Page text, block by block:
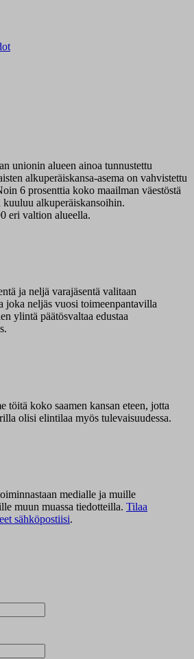
unionin alueen ainoa tunnustettu
alkuperäiskansa-asema on vahvistettu
6 prosenttia koko maailman väestöstä
alkuperäiskansoihin.
eri valtion alueella.
ja neljä varajäsentä valitaan
joka neljäs vuosi toimeenpantavilla
ylintä päätösvaltaa edustaa
töitä koko saamen kansan eteen, jotta
olisi elintilaa myös tulevaisuudessa.
medialle ja muille
muun muassa tiedotteilla. Tilaa
sähköpostiisi.